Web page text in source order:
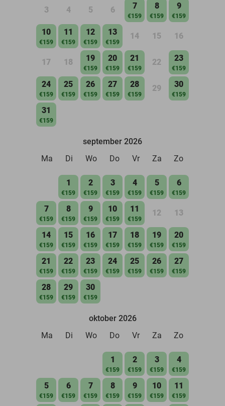
3 4 5 6 7
€159
8
€159
9
€159
10
€159
11
€159
12
€159
13
€159
14 15 16
17 18 19
€159
20
€159
21
€159
22 23
€159
24
€159
25
€159
26
€159
27
€159
28
€159
29 30
€159
31
€159
september 2026
Ma
Di Wo Do Vr Za Zo
1
€159
2
€159
3
€159
4
€159
5
€159
6
€159
7
€159
8
€159
9
€159
10
€159
11
€159
12 13
14
€159
15
€159
16
€159
17
€159
18
€159
19
€159
20
€159
21
€159
22
€159
23
€159
24
€159
25
€159
26
€159
27
€159
28
€159
29
€159
30
€159
oktober 2026
Ma
Di Wo Do Vr Za Zo
1
€159
2
€159
3
€159
4
€159
5
€159
6
€159
7
€159
8
€159
9
€159
10
€159
11
€159